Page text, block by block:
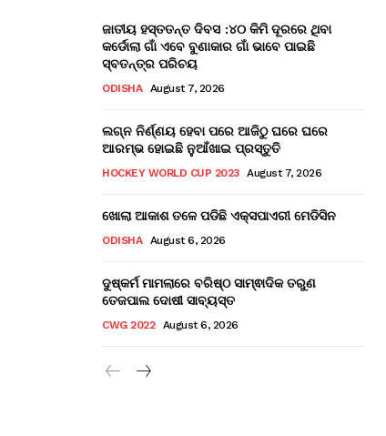
ଜାତୀୟ ହସ୍ତତନ୍ତ ଦିବସ :୪୦ କିମି ଦୂରରେ ଥିବା
କର୍ଡୋଲା ଗାଁ ଏବେ ବୁଣାକାର ଗାଁ ଭାବେ ପାଇଛି
ସ୍ବତନ୍ତ୍ର ପରିଚୟ
ODISHA August 7, 2026
ଲଗ୍ନ ନିର୍ଣ୍ଣୟ ହେବା ପରେ ଆଜିଠୁ ଘରେ ଘରେ
ଆରମ୍ଭ ହୋଇଛି ନୁଆଁଖାଇ ପ୍ରସ୍ତୁତି
HOCKEY WORLD CUP 2023 August 7, 2026
ଖୋଲା ଆକାଶ ତଳେ ପଡିଛି ଏକ୍ସପାଏରୀ ମେଡିସିନ
ODISHA August 6, 2026
ଦୁଷ୍କର୍ମ ମାମଲାରେ ବରିଷ୍ଠ ସାମ୍ଵାଦିକ ତରୁଣ
ତେଜପାଲ ଦୋଷୀ ସାବ୍ୟସ୍ତ
CWG 2022 August 6, 2026